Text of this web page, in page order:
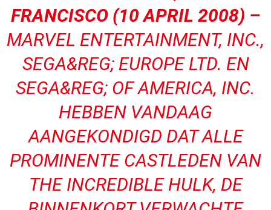
FRANCISCO (10 APRIL 2008) –
MARVEL ENTERTAINMENT, INC.,
SEGA&REG; EUROPE LTD. EN
SEGA&REG; OF AMERICA, INC.
HEBBEN VANDAAG
AANGEKONDIGD DAT ALLE
PROMINENTE CASTLEDEN VAN
THE INCREDIBLE HULK, DE